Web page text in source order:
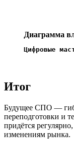
Диаграмма
Цифровые
Итог
Будущее СПО —
переподготовки и
придётся
изменениям рынка.